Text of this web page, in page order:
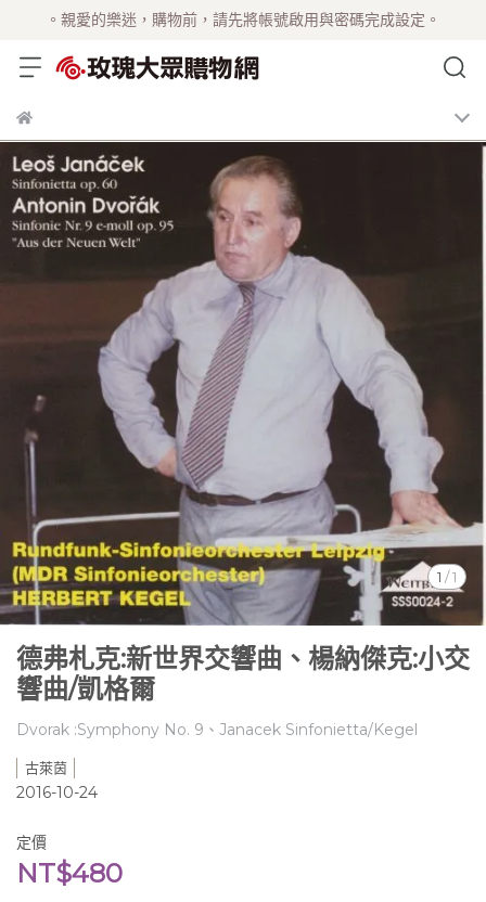
。親愛的樂迷，購物前，請先將帳號啟用與密碼完成設定。
1 /1
德弗札克:新世界交響曲、楊納傑克:小交
響曲/凱格爾
Dvorak :Symphony No. 9、Janacek Sinfonietta/Kegel
古萊茵
2016-10-24
定價
NT$480